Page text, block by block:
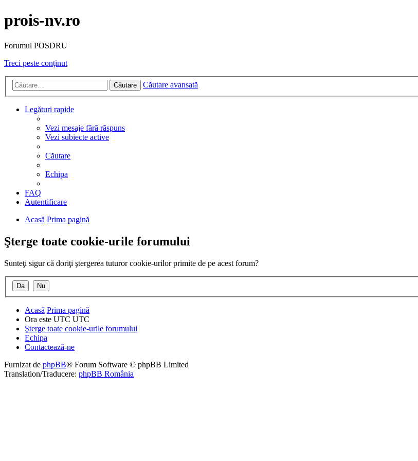
prois-nv.ro
Forumul POSDRU
Treci peste conţinut
Căutare Căutare avansată
Legături rapide
Vezi mesaje fără răspuns
Vezi subiecte active
Căutare
Echipa
FAQ
Autentificare
Acasă Prima pagină
Şterge toate cookie-urile forumului
Sunteţi sigur că doriţi ştergerea tuturor cookie-urilor primite de pe acest forum?
Acasă Prima pagină
Ora este UTC UTC
Şterge toate cookie-urile forumului
Echipa
Contactează-ne
Furnizat de phpBB® Forum Software © phpBB Limited
Translation/Traducere: phpBB România